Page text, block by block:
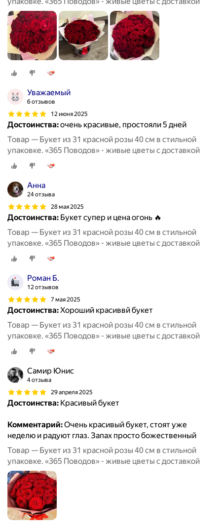
Уважаемый
6 отзывов
12 июня 2025
Достоинства:очень красивые, простояли 5 дней
Товар — Букет из 31 красной розы 40 см в стильной
упаковке. «365 Поводов» - живые цветы с доставкой
Анна
24 отзыва
28 мая 2025
Достоинства: Букет супер и цена огонь 🔥
Товар — Букет из 31 красной розы 40 см в стильной
упаковке. «365 Поводов» - живые цветы с доставкой
Роман Б.
12 отзывов
7 мая 2025
Достоинства:Хороший красиввй букет
Товар — Букет из 31 красной розы 40 см в стильной
упаковке. «365 Поводов» - живые цветы с доставкой
Самир Юнис
4 отзыва
29 апреля 2025
Достоинства: Красивый букет
Комментарий:Очень красивый букет, стоят уже
неделю и радуют глаз. Запах просто божественный
Товар — Букет из 31 красной розы 40 см в стильной
упаковке. «365 Поводов» - живые цветы с доставкой